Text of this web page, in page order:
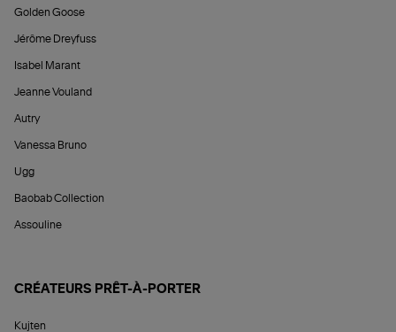
Golden Goose
Jérôme Dreyfuss
Isabel Marant
Jeanne Vouland
Autry
Vanessa Bruno
Ugg
Baobab Collection
Assouline
CRÉATEURS PRÊT-À-PORTER
Kujten